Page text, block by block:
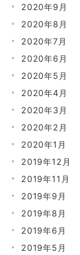
2020年9月
2020年8月
2020年7月
2020年6月
2020年5月
2020年4月
2020年3月
2020年2月
2020年1月
2019年12月
2019年11月
2019年9月
2019年8月
2019年6月
2019年5月